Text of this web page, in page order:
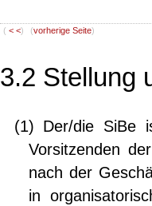
( < <) (vorherige Seite)
3.2 Stellung
(1) Der/die SiBe
Vorsitzenden
nach der
in